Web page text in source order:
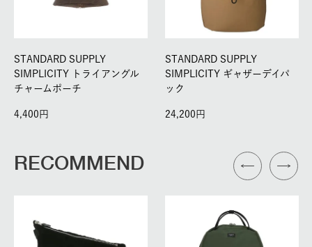
STANDARD SUPPLY
SIMPLICITY トライアングル
チャームポーチ
4,400
STANDARD SUPPLY
SIMPLICITY ギャザーデイパ
ック
24,200
RECOMMEND